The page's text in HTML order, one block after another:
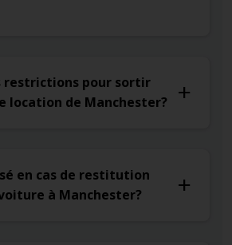
restrictions pour sortir
location de Manchester?
en cas de restitution
à Manchester?